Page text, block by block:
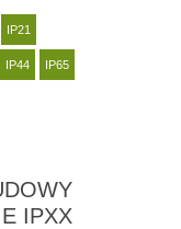
IP21
IP44 IP65
IPXX